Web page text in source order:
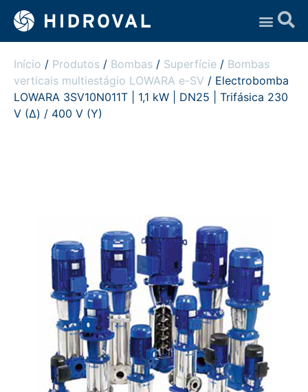
Início / Produtos / Bombas / Superfície / Bombas
verticais multiestágio LOWARA e-SV / Electrobomba
LOWARA 3SV10N011T | 1,1 kW | DN25 | Trifásica 230
V (Δ) / 400 V (Y)